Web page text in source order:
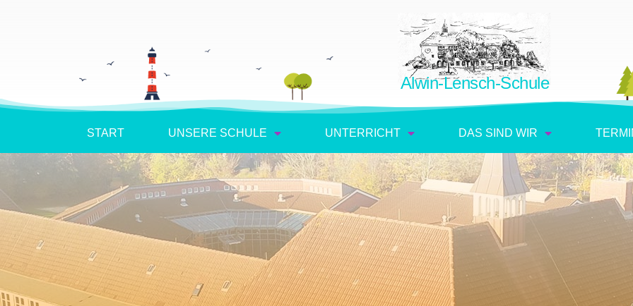
Alwin-Lensch-Schule
START UNSERE SCHULE UNTERRICHT DAS SIND WIR